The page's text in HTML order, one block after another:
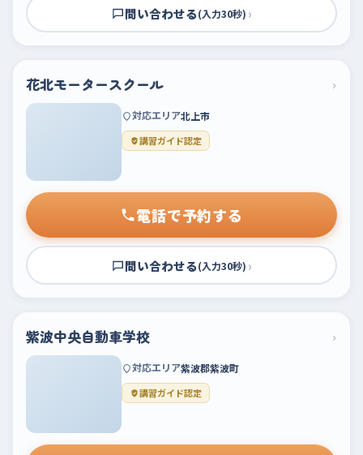
問い合わせる(入力30秒) ›
花北モータースクール ›
対応エリア北上市
講習ガイド認定
電話で予約する
問い合わせる(入力30秒) ›
紫波中央自動車学校 ›
対応エリア紫波郡紫波町
講習ガイド認定